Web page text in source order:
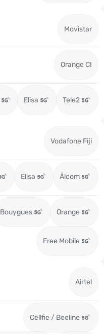
Movistar
Orange CI
Elisa Tele2
Vodafone Fiji
Elisa Ålcom
Bouygues Orange
Free Mobile
Airtel
Cellfie / Beeline